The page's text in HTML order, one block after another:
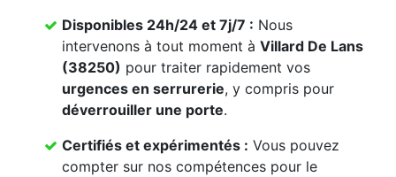
Disponibles 24h/24 et 7j/7 : Nous
intervenons à tout moment à Villard De Lans
(38250) pour traiter rapidement vos
urgences en serrurerie, y compris pour
déverrouiller une porte.
Certifiés et expérimentés : Vous pouvez
compter sur nos compétences pour le